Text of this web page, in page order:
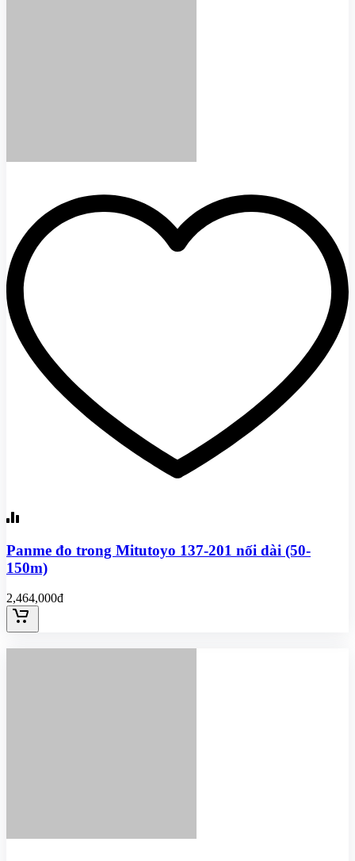
Panme đo trong Mitutoyo 137-201 nối dài (50-
150m)
2,464,000đ